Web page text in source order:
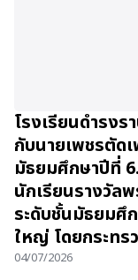
โรงเรียนดำรง
กับนายเพชรตัด
มัธยมศึกษาปีที่
นักเรียนรางวัล
ระดับชั้นมัธยมศึ
ใหญ่ โดยกระทร
04/07/2026